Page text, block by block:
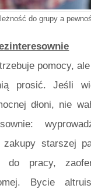
do grupy a
pomocy,
prosić. Jeśli
dłoni, nie
starszej
do pracy,
Bycie